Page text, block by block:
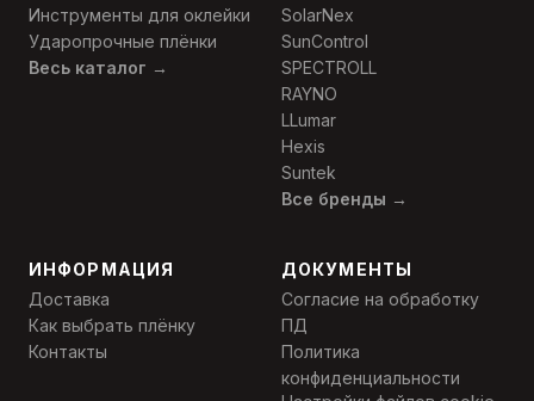
Инструменты для оклейки
Ударопрочные плёнки
Весь каталог →
SolarNex
SunControl
SPECTROLL
RAYNO
LLumar
Hexis
Suntek
Все бренды →
ИНФОРМАЦИЯ
Доставка
Как выбрать плёнку
Контакты
ДОКУМЕНТЫ
Согласие на обработку
ПД
Политика
конфиденциальности